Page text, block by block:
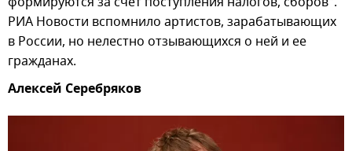
РИА Новости вспомнило артистов, зарабатывающих
в России, но нелестно отзывающихся о ней и ее
гражданах.
Алексей Серебряков